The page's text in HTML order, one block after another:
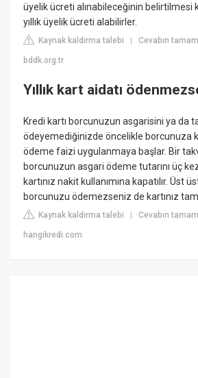
üyelik ücreti alınabileceğinin belirtilmesi
yıllık üyelik ücreti alabilirler.
Kaynak kaldırma talebi |Cevabın
bddk.org.tr
Yıllık kart aidatı
Kredi kartı borcunuzun asgarisini ya da
ödeyemediğinizde öncelikle borcunuza
ödeme faizi uygulanmaya başlar. Bir
borcunuzun asgari ödeme tutarını üç
kartınız nakit kullanımına kapatılır. Üst
borcunuzu ödemezseniz de kartınız
Kaynak kaldırma talebi |Cevabın
hangikredi.com